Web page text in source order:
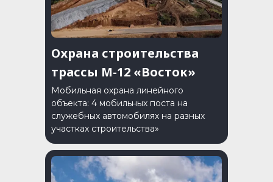
Охрана строительства
трассы М-12 «Восток»
Мобильная охрана линейного
объекта: 4 мобильных поста на
служебных автомобилях на разных
участках строительства»